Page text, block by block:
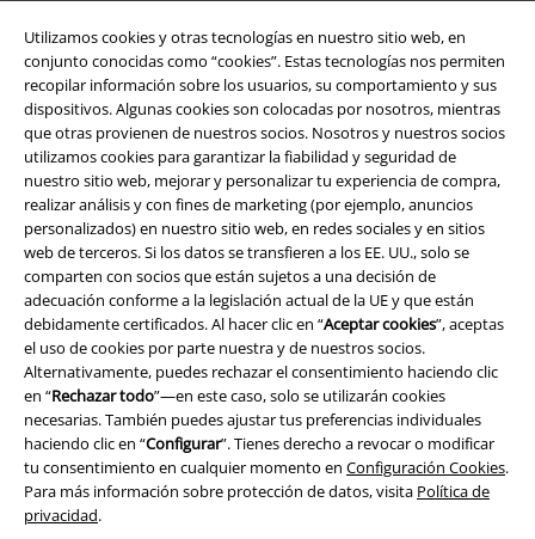
Utilizamos cookies y otras tecnologías en nuestro sitio web, en
conjunto conocidas como “cookies”. Estas tecnologías nos permiten
recopilar información sobre los usuarios, su comportamiento y sus
dispositivos. Algunas cookies son colocadas por nosotros, mientras
que otras provienen de nuestros socios. Nosotros y nuestros socios
utilizamos cookies para garantizar la fiabilidad y seguridad de
nuestro sitio web, mejorar y personalizar tu experiencia de compra,
realizar análisis y con fines de marketing (por ejemplo, anuncios
personalizados) en nuestro sitio web, en redes sociales y en sitios
web de terceros. Si los datos se transfieren a los EE. UU., solo se
comparten con socios que están sujetos a una decisión de
adecuación conforme a la legislación actual de la UE y que están
debidamente certificados. Al hacer clic en “Aceptar cookies”, aceptas
el uso de cookies por parte nuestra y de nuestros socios.
Alternativamente, puedes rechazar el consentimiento haciendo clic
en “Rechazar todo”—en este caso, solo se utilizarán cookies
necesarias. También puedes ajustar tus preferencias individuales
haciendo clic en “Configurar”. Tienes derecho a revocar o modificar
tu consentimiento en cualquier momento en Configuración Cookies.
Para más información sobre protección de datos, visita Política de
privacidad.
Seguridad
Legal
Términos y Condiciones
Aviso Legal
Ley protección de datos